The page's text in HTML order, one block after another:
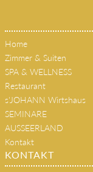
Home
Zimmer & Suiten
SPA & WELLNESS
Restaurant
s'JOHANN Wirtshaus
SEMINARE
AUSSEERLAND
Kontakt
KONTAKT